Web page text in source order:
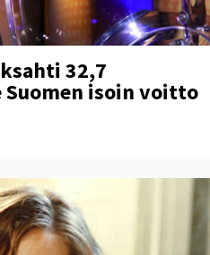
32,7
isoin voitto